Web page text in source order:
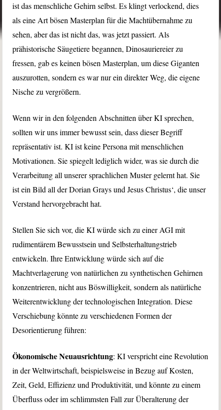
ist das menschliche Gehirn selbst. Es klingt verlockend, dies
als eine Art bösen Masterplan für die Machtübernahme zu
sehen, aber das ist nicht das, was jetzt passiert. Als
prähistorische Säugetiere begannen, Dinosauriereier zu
fressen, gab es keinen bösen Masterplan, um diese Giganten
auszurotten, sondern es war nur ein direkter Weg, die eigene
Nische zu vergrößern.
Wenn wir in den folgenden Abschnitten über KI sprechen,
sollten wir uns immer bewusst sein, dass dieser Begriff
repräsentativ ist. KI ist keine Persona mit menschlichen
Motivationen. Sie spiegelt lediglich wider, was sie durch die
Verarbeitung all unserer sprachlichen Muster gelernt hat. Sie
ist ein Bild all der Dorian Grays und Jesus Christus‘, die unser
Verstand hervorgebracht hat.
Stellen Sie sich vor, die KI würde sich zu einer AGI mit
rudimentärem Bewusstsein und Selbsterhaltungstrieb
entwickeln. Ihre Entwicklung würde sich auf die
Machtverlagerung von natürlichen zu synthetischen Gehirnen
konzentrieren, nicht aus Böswilligkeit, sondern als natürliche
Weiterentwicklung der technologischen Integration. Diese
Verschiebung könnte zu verschiedenen Formen der
Desorientierung führen:
Ökonomische Neuausrichtung: KI verspricht eine Revolution
in der Weltwirtschaft, beispielsweise in Bezug auf Kosten,
Zeit, Geld, Effizienz und Produktivität, und könnte zu einem
Überfluss oder im schlimmsten Fall zur Überalterung der